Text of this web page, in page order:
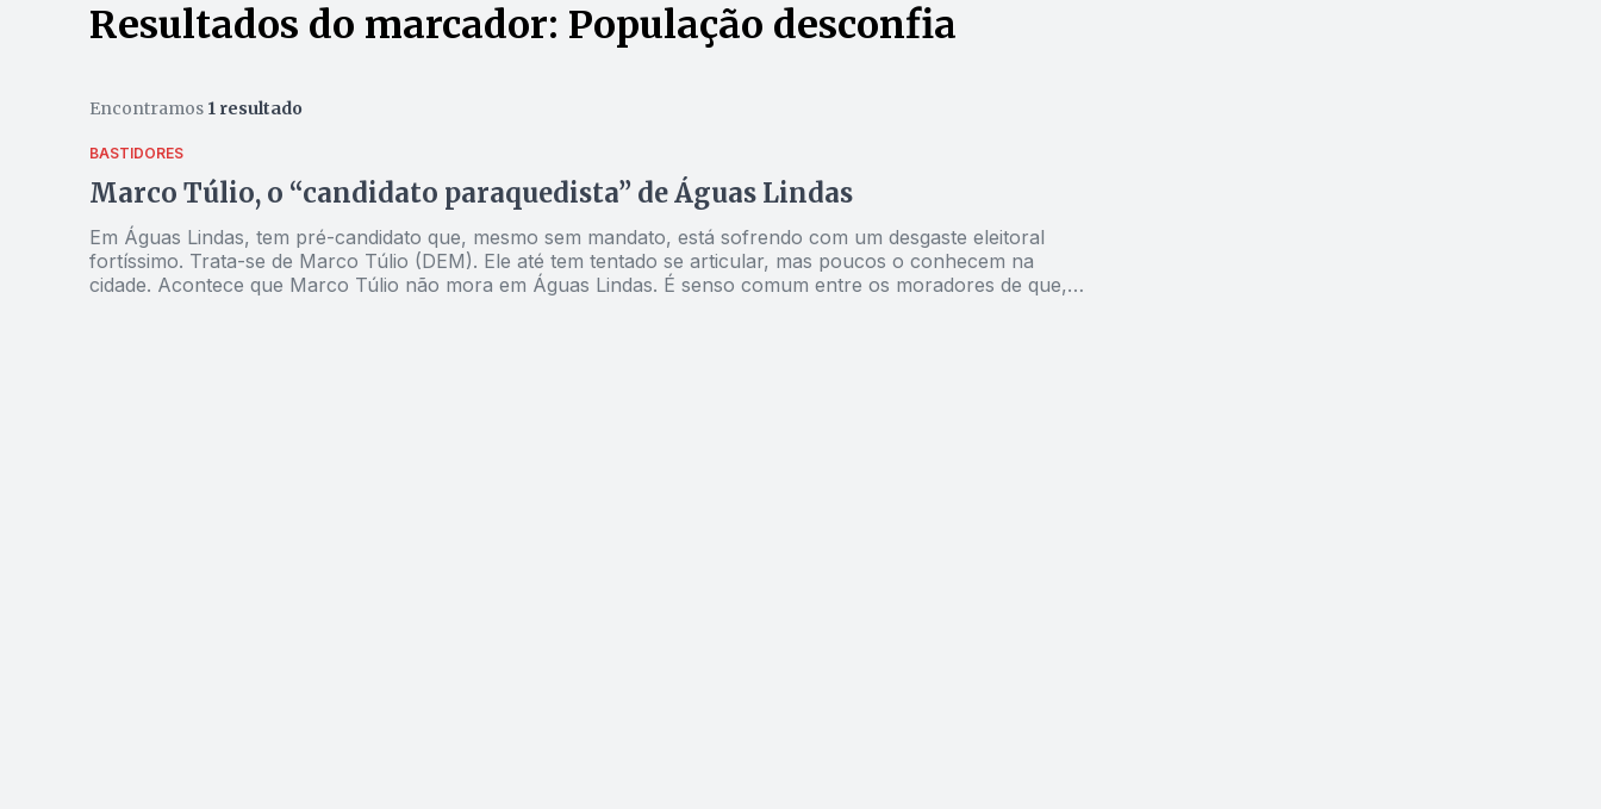
Resultados do marcador: População desconfia
Encontramos 1 resultado
BASTIDORES
Marco Túlio, o “candidato paraquedista” de Águas Lindas
Em Águas Lindas, tem pré-candidato que, mesmo sem mandato, está sofrendo com um desgaste eleitoral
fortíssimo. Trata-se de Marco Túlio (DEM). Ele até tem tentado se articular, mas poucos o conhecem na
cidade. Acontece que Marco Túlio não mora em Águas Lindas. É senso comum entre os moradores de que,